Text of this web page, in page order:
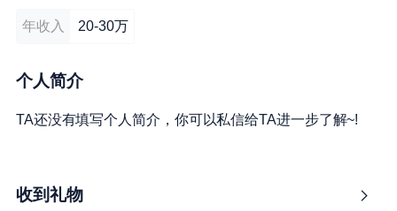
年收入 20-30万
个人简介
TA还没有填写个人简介，你可以私信给TA进一步了解~!
收到礼物